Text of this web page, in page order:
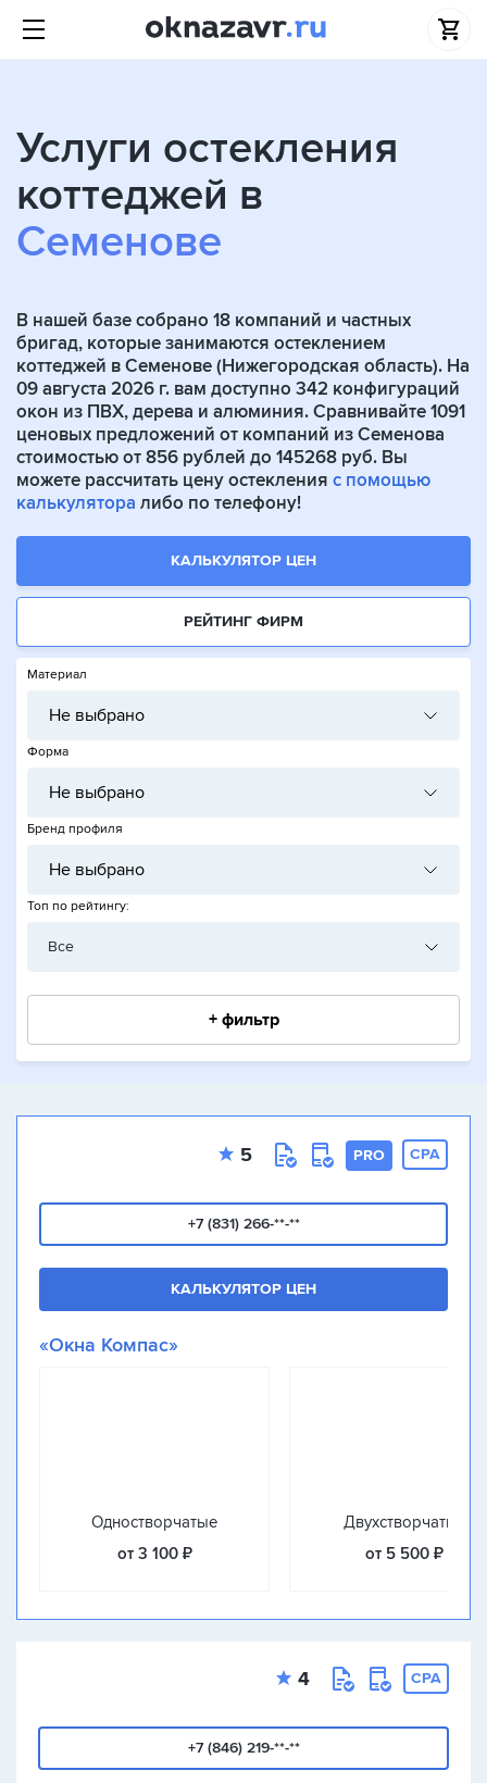
Услуги остекления
коттеджей в
Семенове
В нашей базе собрано 18 компаний и частных
бригад, которые занимаются остеклением
коттеджей в Семенове (Нижегородская область). На
09 августа 2026 г. вам доступно 342 конфигураций
окон из ПВХ, дерева и алюминия. Сравнивайте 1091
ценовых предложений от компаний из Семенова
стоимостью от 856 рублей до 145268 руб. Вы
можете рассчитать цену остекления с помощью
калькулятора либо по телефону!
КАЛЬКУЛЯТОР ЦЕН
РЕЙТИНГ ФИРМ
Материал
Не выбрано
Форма
Не выбрано
Бренд профиля
Не выбрано
Топ по рейтингу:
Все
+ фильтр
5 PRO CPA
+7 (831) 266-**-**
КАЛЬКУЛЯТОР ЦЕН
«Окна Компас»
Одностворчатые
от 3 100 ₽
Двухстворчатые
от 5 500 ₽
4 CPA
+7 (846) 219-**-**